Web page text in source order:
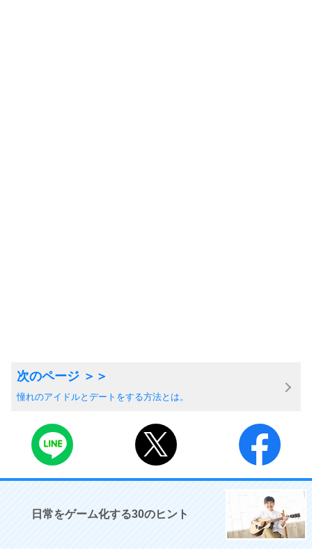
憧れのアイドルとデートをする方法とは。
日常をゲーム化する30のヒント